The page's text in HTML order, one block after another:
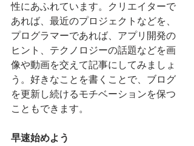
性にあふれています。クリエイターで
あれば、最近のプロジェクトなどを、
プログラマーであれば、アプリ開発の
ヒント、テクノロジーの話題などを画
像や動画を交えて記事にしてみましょ
う。好きなことを書くことで、ブログ
を更新し続けるモチベーションを保つ
こともできます。
早速始めよう